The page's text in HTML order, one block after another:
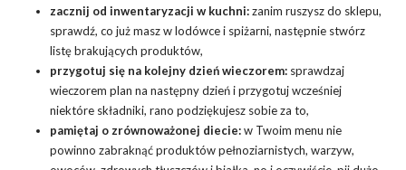
zacznij od inwentaryzacji w kuchni:zanim ruszysz do sklepu,
sprawdź, co już masz w lodówce i spiżarni, następnie stwórz
listę brakujących produktów,
przygotuj się na kolejny dzień wieczorem: sprawdzaj
wieczorem plan na następny dzień i przygotuj wcześniej
niektóre składniki, rano podziękujesz sobie za to,
pamiętaj o zrównoważonej diecie:w Twoim menu nie
powinno zabraknąć produktów pełnoziarnistych, warzyw,